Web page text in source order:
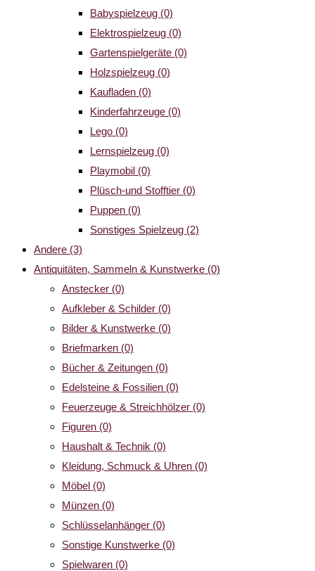
Babyspielzeug (0)
Elektrospielzeug (0)
Gartenspielgeräte (0)
Holzspielzeug (0)
Kaufladen (0)
Kinderfahrzeuge (0)
Lego (0)
Lernspielzeug (0)
Playmobil (0)
Plüsch-und Stofftier (0)
Puppen (0)
Sonstiges Spielzeug (2)
Andere (3)
Antiquitäten, Sammeln & Kunstwerke (0)
Anstecker (0)
Aufkleber & Schilder (0)
Bilder & Kunstwerke (0)
Briefmarken (0)
Bücher & Zeitungen (0)
Edelsteine & Fossilien (0)
Feuerzeuge & Streichhölzer (0)
Figuren (0)
Haushalt & Technik (0)
Kleidung, Schmuck & Uhren (0)
Möbel (0)
Münzen (0)
Schlüsselanhänger (0)
Sonstige Kunstwerke (0)
Spielwaren (0)